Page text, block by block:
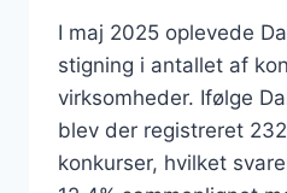
I maj 2025 oplevede
stigning i antallet af
virksomheder. Ifølge
blev der registreret
konkurser, hvilket